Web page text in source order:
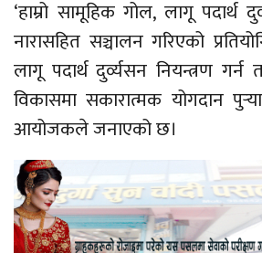
‘हाम्रो सामूहिक गोल, लागू पदार्थ
नारासहित सञ्चालन गरिएको
लागू पदार्थ दुर्व्यसन नियन्त्रण
विकासमा सकारात्मक योगदान
आयोजकले जनाएको छ।